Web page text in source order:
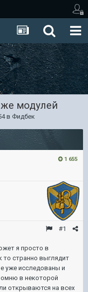
модулей
в Фидбек
1 655
#1
я просто в
то странно выглядит
уже исследованы и
в некоторой
открываются на всех